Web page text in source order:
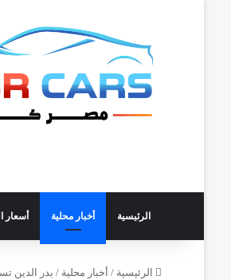
الرئيسية أخبار محلية أسعار
الرئيسية / أخبار محلية / بدر الدين